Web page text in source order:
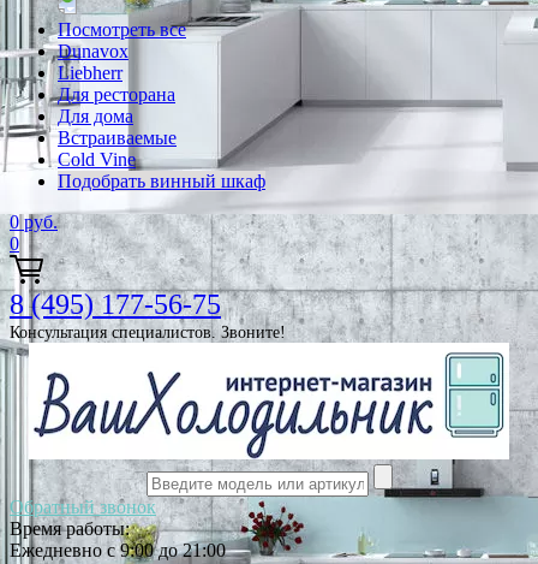
Посмотреть все
Dunavox
Liebherr
Для ресторана
Для дома
Встраиваемые
Cold Vine
Подобрать винный шкаф
0 руб.
0
8 (495) 177-56-75
Консультация специалистов. Звоните!
Обратный звонок
Время работы:
Ежедневно с 9:00 до 21:00